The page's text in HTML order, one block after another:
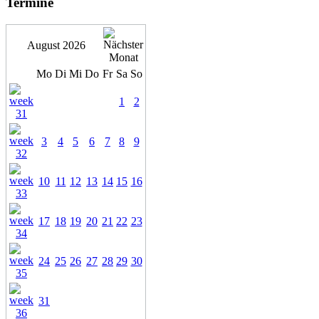
August 2026
Mo Di Mi Do Fr Sa So
1 2
3 4 5 6 7 8 9
10 11 12 13 14 15 16
17 18 19 20 21 22 23
24 25 26 27 28 29 30
31